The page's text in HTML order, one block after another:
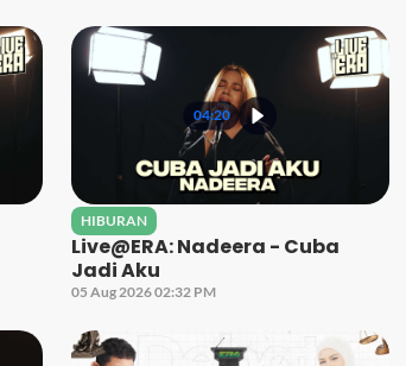
04:20
HIBURAN
Live@ERA: Nadeera - Cuba
Jadi Aku
05 Aug 2026 02:32 PM